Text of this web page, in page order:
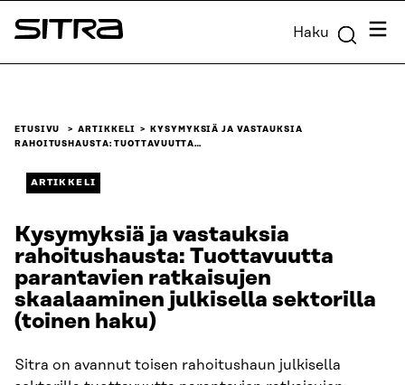
Siirry
suoraan
Sitra Haku
ETUSIVU ARTIKKELI
KYSYMYKSIÄ JA VASTAUKSIA
RAHOITUSHAUSTA: TUOTTAVUUTTA…
ARTIKKELI
Kysymyksiä ja vastauksia
rahoitushausta: Tuottavuutta
parantavien ratkaisujen
skaalaaminen julkisella sektorilla
(toinen haku)
Sitra on avannut toisen rahoitushaun julkisella